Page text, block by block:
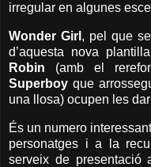
irregular en algunes
Wonder Girl , pel que
d’aquesta nova
Robin (amb el
Superboy que
una llosa) ocupen les
És un numero
personatges i a la
serveix de presentació